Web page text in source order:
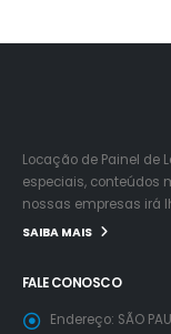
Locação de Painel de
especiais, conteúdos
nossas empresas irá
SAIBA MAIS
FALE CONOSCO
Endereço: SÃO